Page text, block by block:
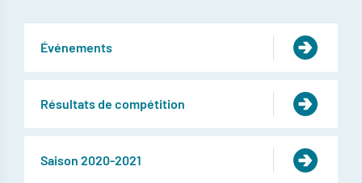
Événements
Résultats de compétition
Saison 2020-2021